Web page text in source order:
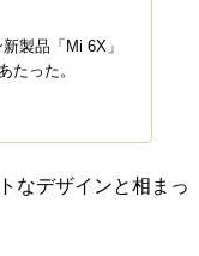
製品「Mi 6X」
たった。
なデザインと相まっ